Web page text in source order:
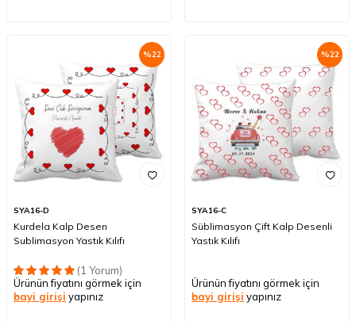
%22
SYA16-D
Kurdela Kalp Desen
Sublimasyon Yastık Kılıfı
(1 Yorum)
Ürünün fiyatını görmek için
bayi girişi yapınız
%22
SYA16-C
Süblimasyon Çift Kalp Desenli
Yastık Kılıfı
Ürünün fiyatını görmek için
bayi girişi yapınız